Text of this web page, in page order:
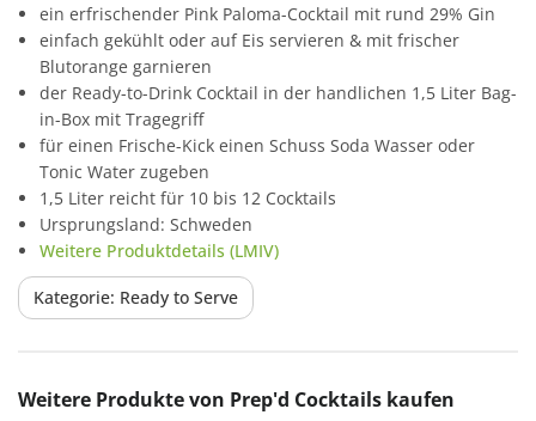
ein erfrischender Pink Paloma-Cocktail mit rund 29% Gin
einfach gekühlt oder auf Eis servieren & mit frischer
Blutorange garnieren
der Ready-to-Drink Cocktail in der handlichen 1,5 Liter Bag-
in-Box mit Tragegriff
für einen Frische-Kick einen Schuss Soda Wasser oder
Tonic Water zugeben
1,5 Liter reicht für 10 bis 12 Cocktails
Ursprungsland: Schweden
Weitere Produktdetails (LMIV)
Kategorie: Ready to Serve
Produktgalerie überspringen
Weitere Produkte von Prep'd Cocktails kaufen